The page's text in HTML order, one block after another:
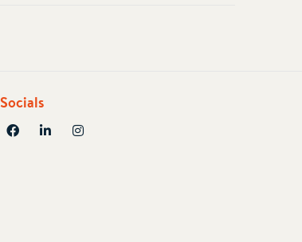
Socials